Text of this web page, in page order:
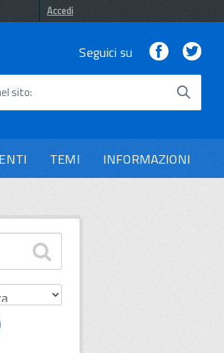
Accedi
Seguici su Facebook
sito
ENTI TEMI INFORMAZIONI